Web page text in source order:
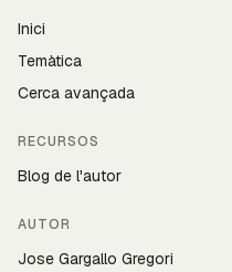
Inici
Temàtica
Cerca avançada
RECURSOS
Blog de l'autor
AUTOR
Jose Gargallo Gregori